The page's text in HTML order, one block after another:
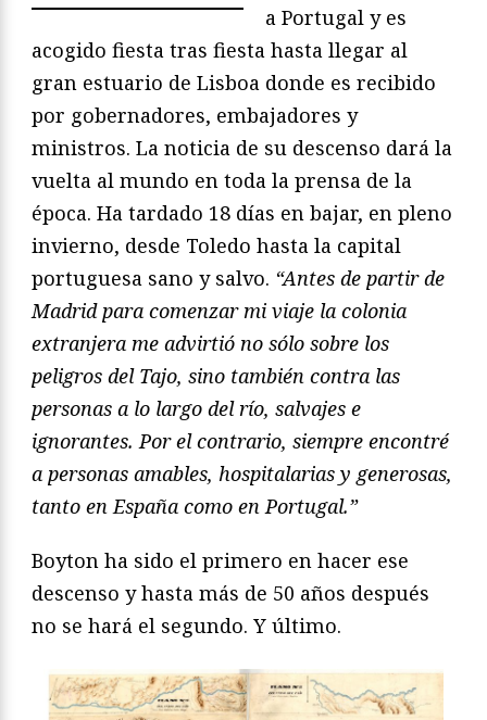
a Portugal y es
acogido fiesta tras fiesta hasta llegar al
gran estuario de Lisboa donde es recibido
por gobernadores, embajadores y
ministros. La noticia de su descenso dará la
vuelta al mundo en toda la prensa de la
época. Ha tardado 18 días en bajar, en pleno
invierno, desde Toledo hasta la capital
portuguesa sano y salvo. “Antes de partir de
Madrid para comenzar mi viaje la colonia
extranjera me advirtió no sólo sobre los
peligros del Tajo, sino también contra las
personas a lo largo del río, salvajes e
ignorantes. Por el contrario, siempre encontré
a personas amables, hospitalarias y generosas,
tanto en España como en Portugal.”
Boyton ha sido el primero en hacer ese
descenso y hasta más de 50 años después
no se hará el segundo. Y último.